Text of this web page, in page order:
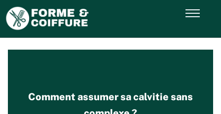
Comment assumer sa calvitie sans